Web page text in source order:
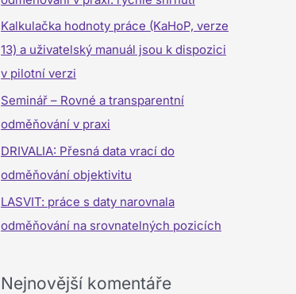
o
:
Kalkulačka hodnoty práce (KaHoP, verze
13) a uživatelský manuál jsou k dispozici
v pilotní verzi
Seminář – Rovné a transparentní
odměňování v praxi
DRIVALIA: Přesná data vrací do
odměňování objektivitu
LASVIT: práce s daty narovnala
odměňování na srovnatelných pozicích
Nejnovější komentáře